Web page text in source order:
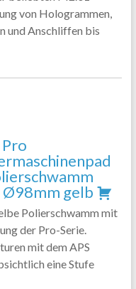
von Hologrammen,
und Anschliffen bis
Pro
Ø98mm gelb
Polierschwamm mit
der Pro-Serie.
mit dem APS
eine Stufe